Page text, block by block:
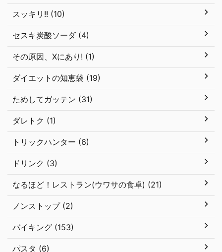
スッキリ!! (10)
セスキ炭酸ソーダ (4)
その原因、Xにあり! (1)
ダイエットの知恵袋 (19)
ためしてガッテン (31)
ダレトク (1)
トリックハンター (6)
ドリンク (3)
なるほど！レストラン(ウワサの食卓) (21)
ノンストップ (2)
バイキング (153)
パスタ (6)